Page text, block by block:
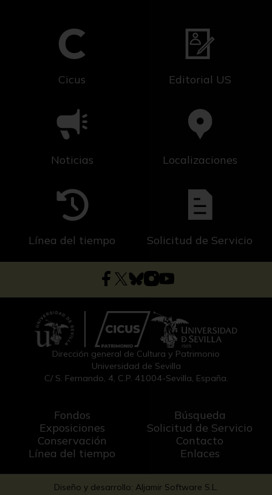
Cicus Editorial US
Noticias Localizaciones
Línea del tiempo Solicitud de Servicio
Dirección general de Cultura y Patrimonio
Universidad de Sevilla
C/ S. Fernando, 4, C.P. 41004-Sevilla, España.
Fondos
Exposiciones
Conservación
Línea del tiempo
Búsqueda
Solicitud de Servicio
Contacto
Enlaces
Diseño y desarrollo: Aljamir Software S.L.